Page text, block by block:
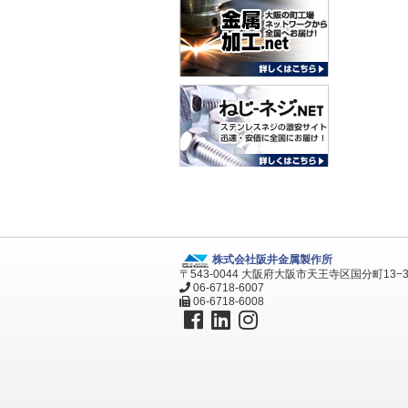
株式会社阪井金属製作所
〒543-0044 大阪府大阪市天王寺区国分町13−3
06-6718-6007
06-6718-6008